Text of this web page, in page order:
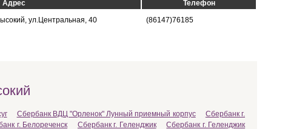
Адрес
Телефон
ул.Центральная, 40 (86147)76185
Сбербанк ВДЦ "Орленок" Лунный приемный корпус
Сбербанк г.
г. Белореченск Сбербанк г. Геленджик
Сбербанк г. Геленджик